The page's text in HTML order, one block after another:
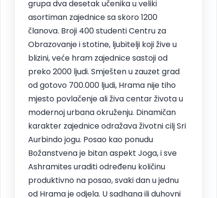
grupa dva desetak učenika u veliki
asortiman zajednice sa skoro 1200
članova. Broji 400 studenti Centru za
Obrazovanje i stotine, ljubitelji koji žive u
blizini, veće hram zajednice sastoji od
preko 2000 ljudi. Smješten u zauzet grad
od gotovo 700.000 ljudi, Hrama nije tiho
mjesto povlačenje ali živa centar života u
modernoj urbana okruženju. Dinamičan
karakter zajednice odražava životni cilj Sri
Aurbindo jogu. Posao kao ponudu
Božanstvena je bitan aspekt Joga, i sve
Ashramites uraditi određenu količinu
produktivno na posao, svaki dan u jednu
od Hrama je odjela. U sadhana ili duhovni